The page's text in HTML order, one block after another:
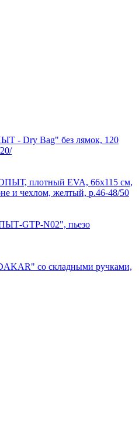
- Dry Bag" без лямок, 120
плотный EVA, 66х115 см,
и чехлом, желтый, р.46-48/50
GTP-N02", пьезо
со складными ручками,